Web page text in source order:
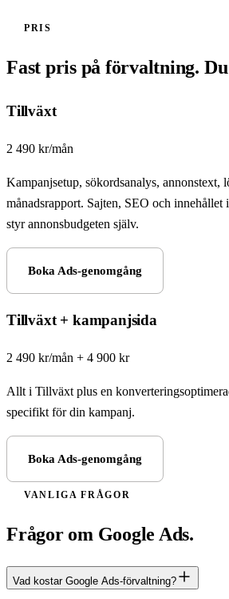
PRIS
Fast pris på förvaltning.
Tillväxt
2 490 kr/mån
Kampanjsetup, sökordsanalys, annonstext,
månadsrapport. Sajten, SEO och innehållet
styr annonsbudgeten själv.
Boka Ads-genomgång
Tillväxt + kampanjsida
2 490 kr/mån + 4 900 kr
Allt i Tillväxt plus en
specifikt för din kampanj.
Boka Ads-genomgång
VANLIGA FRÅGOR
Frågor om Google Ads.
Vad kostar Google Ads-förvaltning?